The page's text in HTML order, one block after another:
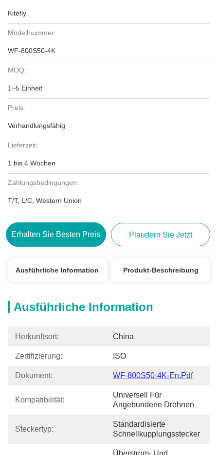
Kitefly
Modellnummer:
WF-800S50-4K
MOQ:
1~5 Einheit
Preis:
Verhandlungsfähig
Lieferzeit:
1 bis 4 Wochen
Zahlungsbedingungen:
T/T, L/C, Western Union
Erhalten Sie Besten Preis Plaudern Sie Jetzt
Ausführliche Information Produkt-Beschreibung
Ausführliche Information
Herkunftsort: China
Zertifizierung: ISO
Dokument: WF-800S50-4K-En.pdf
Kompatibilität:
Universell Für
Angebundene Drohnen
Steckertyp:
Standardisierte
Schnellkupplungsstecker
Überstrom- Und